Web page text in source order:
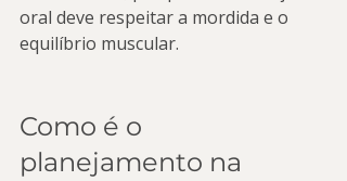
oral deve respeitar a mordida e o
equilíbrio muscular.
Como é o
planejamento na